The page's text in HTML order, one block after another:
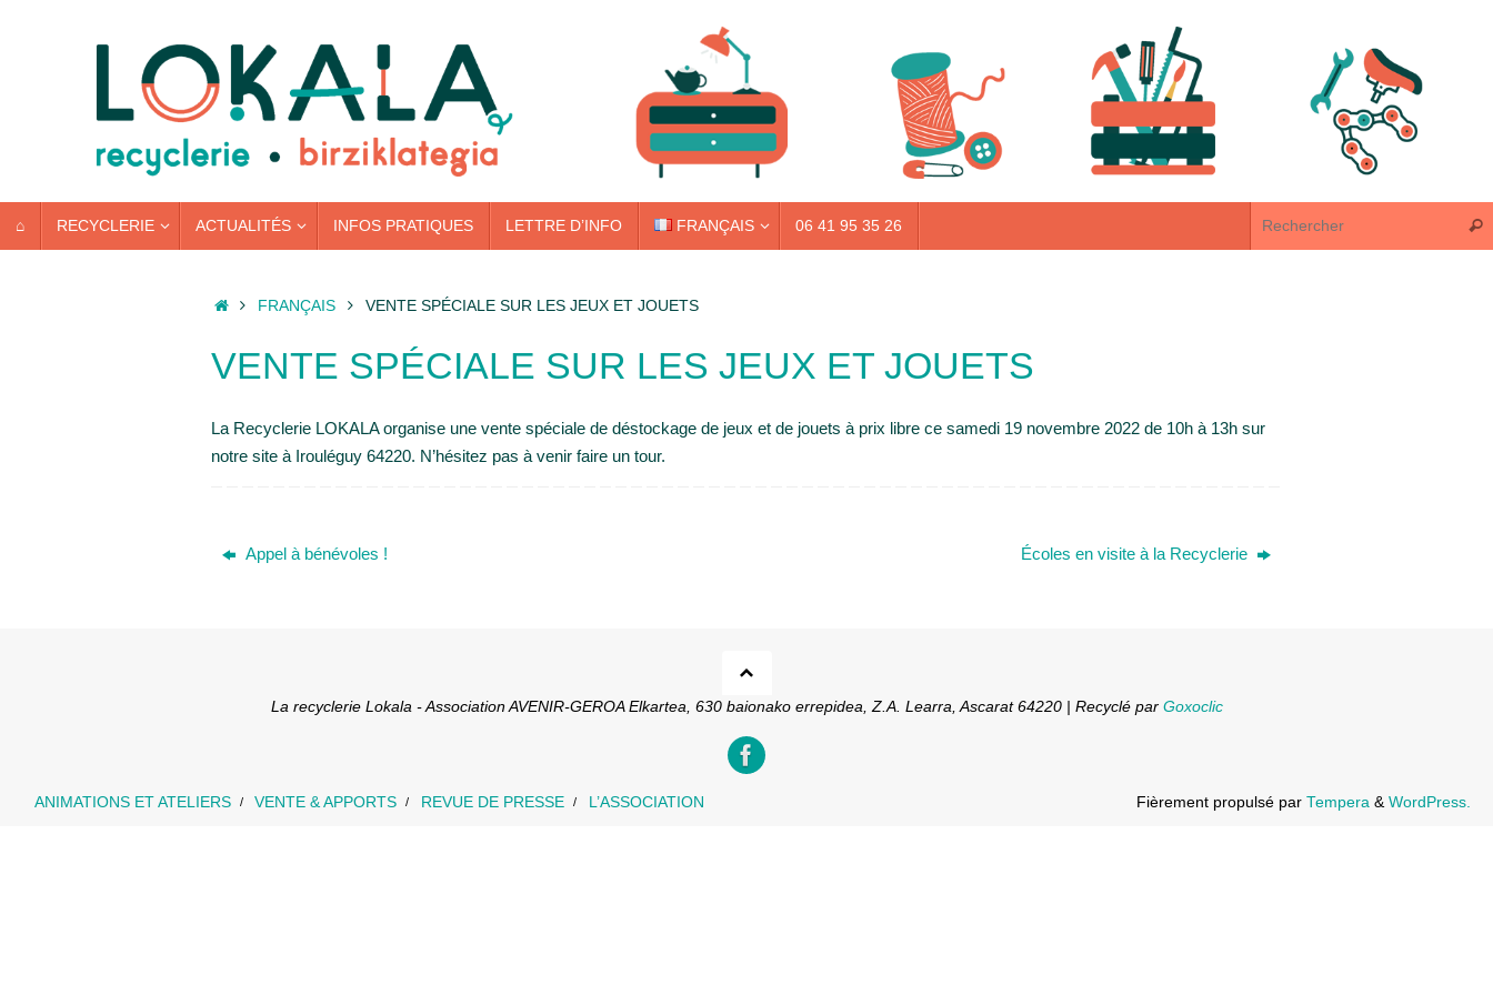
AU
⌂ RECYCLERIE ACTUALITÉS INFOS PRATIQUES LETTRE D’INFO FRANÇAIS 06 41 95 35 26
ACCUEIL
FRANÇAIS VENTE SPÉCIALE SUR LES JEUX ET JOUETS
VENTE SPÉCIALE SUR LES JEUX ET JOUETS
La Recyclerie LOKALA organise une vente spéciale de déstockage de jeux et de jouets à prix libre ce samedi 19 novembre 2022 de 10h à 13h sur
notre site à Irouléguy 64220. N’hésitez pas à venir faire un tour.
Appel à bénévoles ! Écoles en visite à la Recyclerie
La recyclerie Lokala - Association AVENIR-GEROA Elkartea, 630 baionako errepidea, Z.A. Learra, Ascarat 64220 | Recyclé par Goxoclic
ANIMATIONS ET ATELIERS VENTE & APPORTS REVUE DE PRESSE L’ASSOCIATION Fièrement propulsé par Tempera & WordPress.